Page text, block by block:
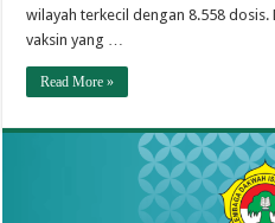
wilayah terkecil dengan 8.558
vaksin yang …
Read More »